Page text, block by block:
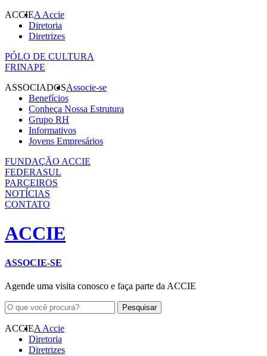
ACCIEA Accie
Diretoria
Diretrizes
PÓLO DE CULTURA
FRINAPE
ASSOCIADOSAssocie-se
Benefícios
Conheça Nossa Estrutura
Grupo RH
Informativos
Jovens Empresários
FUNDAÇÃO ACCIE
FEDERASUL
PARCEIROS
NOTÍCIAS
CONTATO
ACCIE
ASSOCIE-SE
Agende uma visita conosco e faça parte da ACCIE
ACCIEA Accie
Diretoria
Diretrizes